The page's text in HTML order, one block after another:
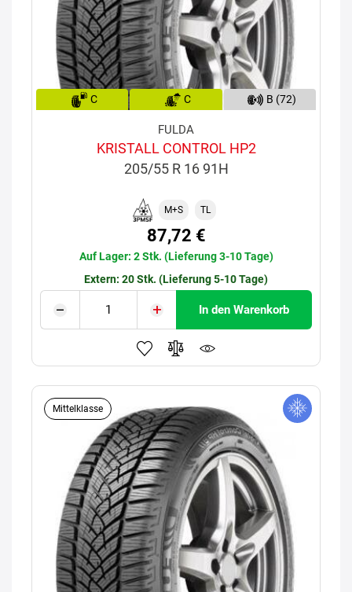
C C B (72)
FULDA
KRISTALL CONTROL HP2
205/55 R 16 91H
M+S TL
87,72 €
Auf Lager: 2 Stk. (Lieferung 3-10 Tage)
Extern: 20 Stk. (Lieferung 5-10 Tage)
In den Warenkorb
Mittelklasse